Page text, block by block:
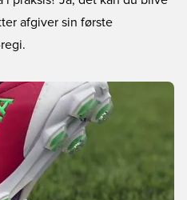
afgiver sin første